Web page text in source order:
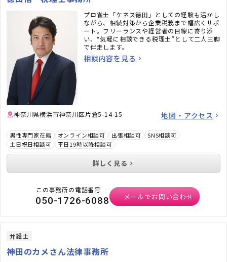
プロ雀士「ケネス徳田」としての経験も活かし
ながら、相続対策から企業税務まで幅広くサポ
ート。フリーランスや経営者の目線に寄り添
い、“気軽に相談できる税理士”として二人三脚
で伴走します。
相談内容を見る
神奈川県横浜市神奈川区片倉5-14-15 地図・アクセス
男性専門家在籍 オンライン相談可 出張相談可
SNS相談可
土日祝日相談可
平日19時以降相談可
詳しく見る
この事務所の電話番号
050-1726-6088 メールでお問い合わせ
弁護士
神田のカメさん法律事務所